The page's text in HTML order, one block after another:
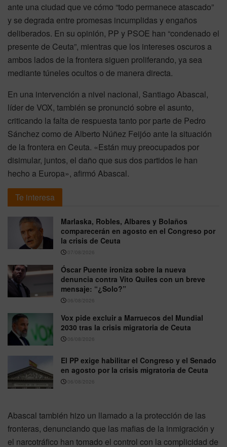
ante una ciudad que ve cómo “todo permanece atascado”
y se degrada entre promesas incumplidas y engaños
deliberados. En su opinión, PP y PSOE han “condenado el
presente de Ceuta”, mientras que los intereses oscuros a
ambos lados de la frontera siguen proliferando, ya sea
mediante túneles ocultos o de manera directa.
En una intervención a nivel nacional, Santiago Abascal,
líder de VOX, también se pronunció sobre el asunto,
criticando la falta de respuesta tanto por parte de Pedro
Sánchez como de Alberto Núñez Feijóo ante la situación
de la frontera en Ceuta. «Están muy preocupados por
disimular, juntos, el daño que sus dos partidos le han
hecho a Europa», afirmó Abascal.
Te interesa
Marlaska, Robles, Albares y Bolaños
comparecerán en agosto en el Congreso por
la crisis de Ceuta
07/08/2026
Óscar Puente ironiza sobre la nueva
denuncia contra Vito Quiles con un breve
mensaje: “¿Solo?”
06/08/2026
Vox pide excluir a Marruecos del Mundial
2030 tras la crisis migratoria de Ceuta
06/08/2026
El PP exige habilitar el Congreso y el Senado
en agosto por la crisis migratoria de Ceuta
06/08/2026
Abascal también hizo un llamado a la protección de las
fronteras, denunciando que las mafias de la inmigración y
el narcotráfico han tomado el control con la complicidad de